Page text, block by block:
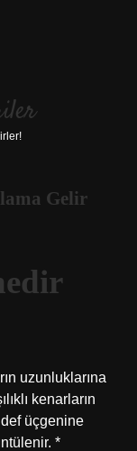
Gelir
uzunluklarına
kenarların
üçgenine
*